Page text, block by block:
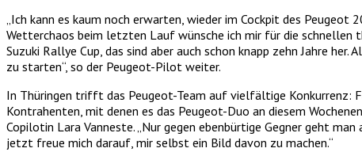
„Ich kann es kaum noch erwarten, wieder im Cockpit des
Wetterchaos beim letzten Lauf wünsche ich mir für die schnellen
Suzuki Rallye Cup, das sind aber auch schon knapp zehn Jahre
zu starten“, so der Peugeot-Pilot weiter.
In Thüringen trifft das Peugeot-Team auf vielfältige Konkurrenz:
Kontrahenten, mit denen es das Peugeot-Duo an diesem
Copilotin Lara Vanneste. „Nur gegen ebenbürtige Gegner geht
jetzt freue mich darauf, mir selbst ein Bild davon zu machen.“